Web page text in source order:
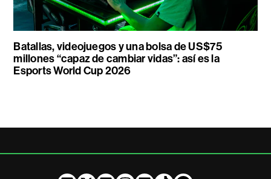
Batallas, videojuegos y una bolsa de US$75
millones “capaz de cambiar vidas”: así es la
Esports World Cup 2026